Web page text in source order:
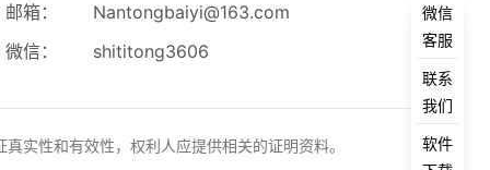
邮箱：
Nantongbaiyi@163.com
微信：
shititong3606
实性和有效性，权利人应提供相关的证明资料。
微信
客服
联系
我们
软件